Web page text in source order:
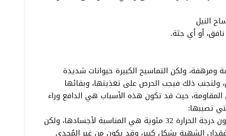
النيل
أو أي جثة.
ومرهفة، ولكن التماسيح الكبيرة حيوانات شديدة
ولتجنب ذلك فيجب الحرص على تغذيتها، وبقائها
حيث قد تكون هذه الأسباب هي الدافع وراء
تصيبها:
فقدان الشهية بسبب البرد: حيث تكون درجة الحرارة 32 مئوية هي المناسبة لأجسادها، ولكن
يسبب لها فقدان الشهية بشكل كبير، وقد يكون من غير المُجدي